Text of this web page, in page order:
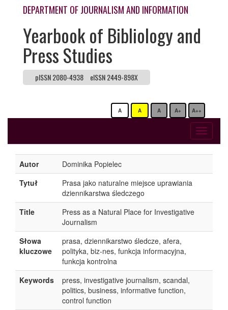
DEPARTMENT OF JOURNALISM AND INFORMATION
Yearbook of Bibliology and
Press Studies
pISSN 2080-4938 eISSN 2449-898X
A A A A+ A++
Toggle
Autor
Dominika Popielec
Tytuł
Prasa jako naturalne miejsce uprawiania
dziennikarstwa śledczego
Title
Press as a Natural Place for Investigative
Journalism
Słowa
kluczowe
prasa, dziennikarstwo śledcze, afera,
polityka, biz-nes, funkcja informacyjna,
funkcja kontrolna
Keywords
press, investigative journalism, scandal,
politics, business, informative function,
control function